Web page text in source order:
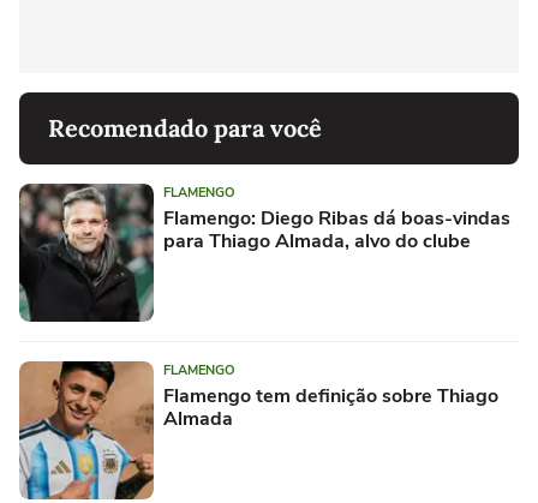
Recomendado para você
FLAMENGO
Flamengo: Diego Ribas dá boas-vindas
para Thiago Almada, alvo do clube
FLAMENGO
Flamengo tem definição sobre Thiago
Almada